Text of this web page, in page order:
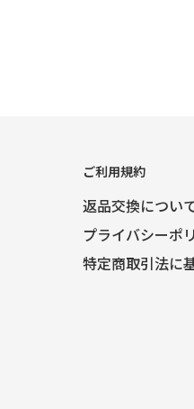
ご利用規約
返品交換につい
プライバシーポ
特定商取引法に